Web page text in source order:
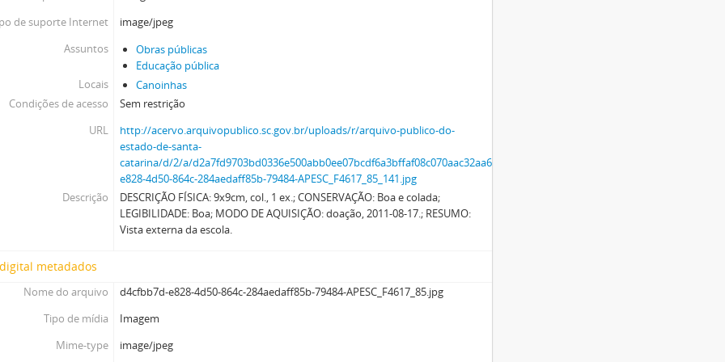
de suporte Internet
image/jpeg
Assuntos
Obras públicas
Educação pública
Locais
Canoinhas
Condições de acesso
Sem restrição
URL
http://acervo.arquivopublico.sc.gov.br/uploads/r/arquivo-publico-do-
estado-de-santa-
catarina/d/2/a/d2a7fd9703bd0336e500abb0ee07bcdf6a3bffaf08c070aac32aa6a17dff62f2/d4cfbb7d-
e828-4d50-864c-284aedaff85b-79484-APESC_F4617_85_141.jpg
Descrição
DESCRIÇÃO FÍSICA: 9x9cm, col., 1 ex.; CONSERVAÇÃO: Boa e colada;
LEGIBILIDADE: Boa; MODO DE AQUISIÇÃO: doação, 2011-08-17.; RESUMO:
Vista externa da escola.
metadados
Nome do arquivo
d4cfbb7d-e828-4d50-864c-284aedaff85b-79484-APESC_F4617_85.jpg
Tipo de mídia
Imagem
Mime-type
image/jpeg